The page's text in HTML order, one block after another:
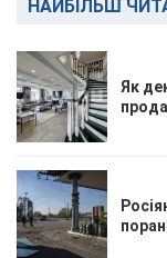
НАЙБІЛЬШ
Як